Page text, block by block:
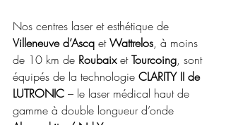
Nos centres laser et esthétique de
Villeneuve d’Ascq et Wattrelos, à moins
de 10 km de Roubaix et Tourcoing, sont
équipés de la technologie CLARITY II de
LUTRONIC – le laser médical haut de
gamme à double longueur d’onde